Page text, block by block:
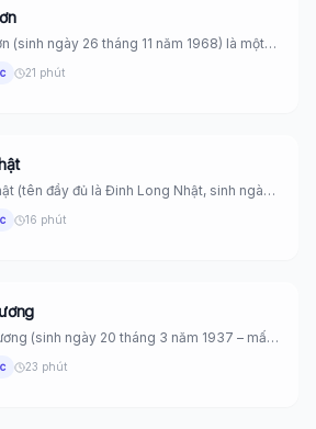
(sinh ngày 26 tháng 11 năm 1968) là một
21 phút
(tên đầy đủ là Đinh Long Nhật, sinh ngày
16 phút
(sinh ngày 20 tháng 3 năm 1937 – mất
23 phút